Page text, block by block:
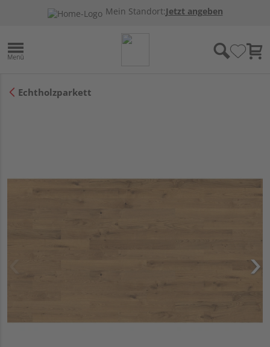
Mein Standort:Jetzt angeben
Echtholzparkett